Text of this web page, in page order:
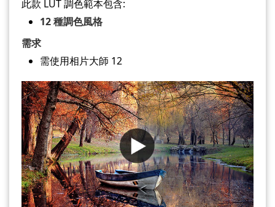
此款 LUT 調色範本包含:
12 種調色風格
需求
需使用相片大師 12